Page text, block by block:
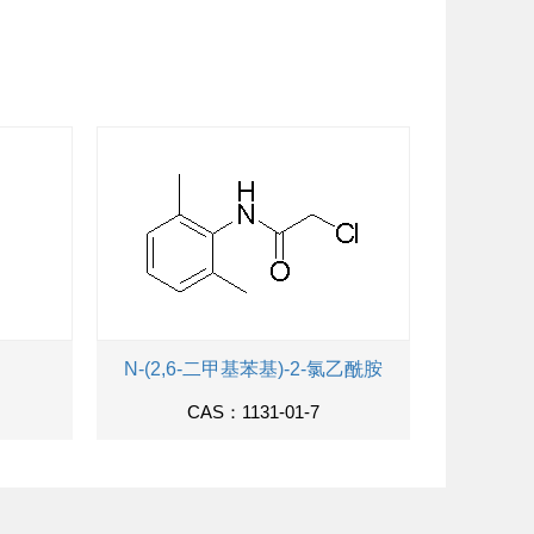
N-(2,6-二甲基苯基)-2-氯乙酰胺
CAS：1131-01-7